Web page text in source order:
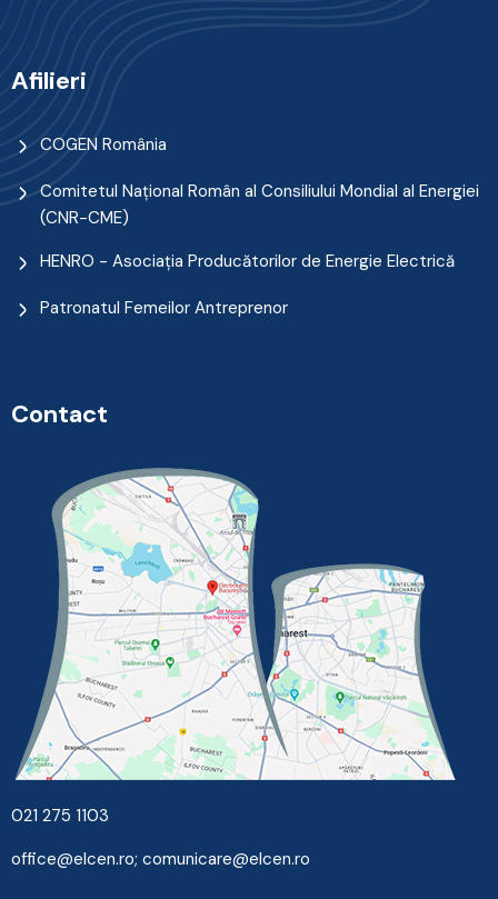
Afilieri
COGEN România
Comitetul Naţional Român al Consiliului Mondial al Energiei
(CNR-CME)
HENRO - Asociația Producătorilor de Energie Electrică
Patronatul Femeilor Antreprenor
Contact
021 275 1103
office@elcen.ro; comunicare@elcen.ro